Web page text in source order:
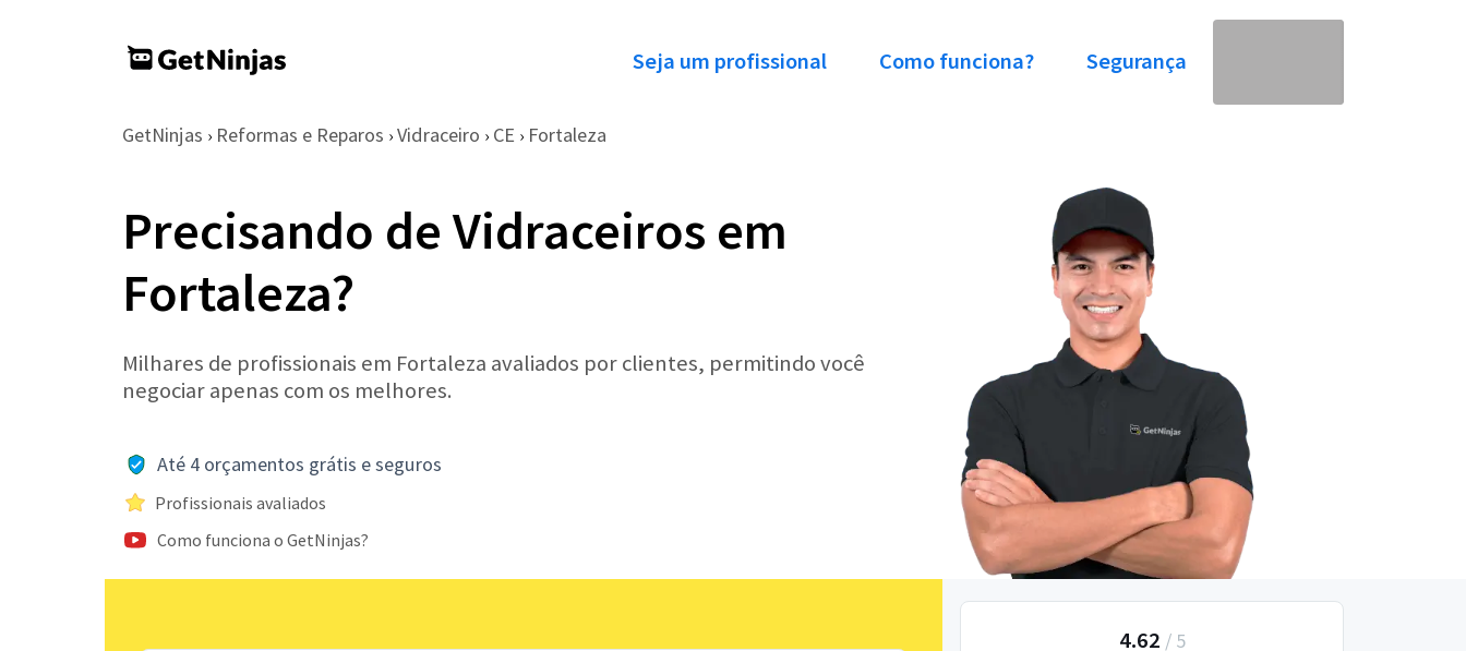
Seja um profissional Como funciona? Segurança
GetNinjas › Reformas e Reparos › Vidraceiro › CE › Fortaleza
Precisando de Vidraceiros em
Fortaleza?
Milhares de profissionais em Fortaleza avaliados por clientes, permitindo você
negociar apenas com os melhores.
Até 4 orçamentos grátis e seguros
Profissionais avaliados
Como funciona o GetNinjas?
4.62 / 5